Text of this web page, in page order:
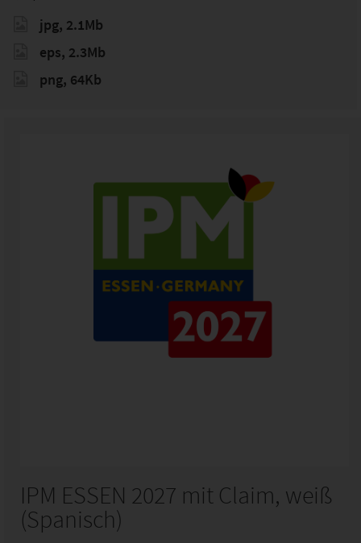
jpg, 2.1Mb
eps, 2.3Mb
png, 64Kb
IPM ESSEN 2027 mit Claim, weiß
(Spanisch)